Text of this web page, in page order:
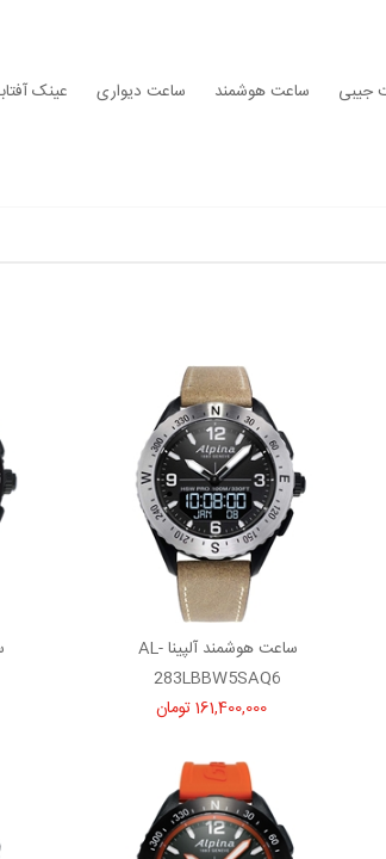
جیبی ساعت هوشمند ساعت دیواری عینک
ساعت هوشمند آلپینا AL-
283LBBW5SAQ6
161,400,000 تومان